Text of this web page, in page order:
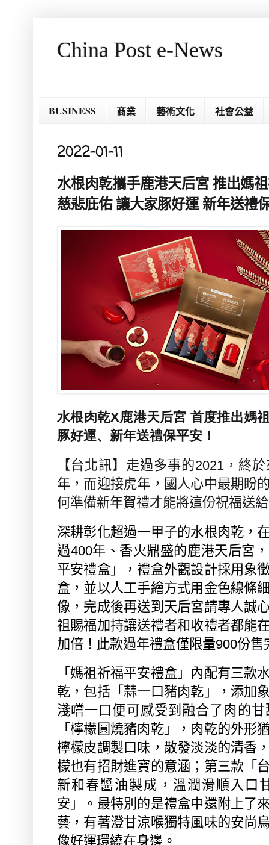
China Post e-News
BUSINESS 商業 藝術文化 社會公益
2022-01-11
水根肉乾攜手鹿港天后宮 推出媽
慈悲庇佑 讓大家豚好運 新年送禮
水根肉乾X鹿港天后宮 首度推出媽
豚好運、 新年送禮保平安！
【台北訊】走過多事的2021 ，終
年，而迎接虎年，國人心中最期盼
何準備新年賀禮才能將這份祝福送
深耕彰化超過一甲子的水根肉乾，
過400年、香火鼎盛的鹿港天后宮
平安禮盒」，禮盒外觀設計採用象
盒，並以人工手繪方式用金色線條
像，完成後再送到天后宮請專人誠
祖賜福加持讓送禮者和收禮者都能
加倍！此款過年禮盒僅限量900份售
「媽祖祈福平安禮盒」內配有三款
乾，包括「蒜一口豬肉乾」，添加
淺嚐一口便可感受到融合了肉的
「檸檬圓燒豬肉乾」，肉乾的外形
檸檬皮調製口味，散發淡淡的清香
檬也有招財進寶的意涵；第三款「
新和春醬油製成，溫潤滑順入口
安」。最特別的是禮盒中還附上了
藝，有著澄甘涼喉獨特風味的安尚
像好運環繞在身邊。